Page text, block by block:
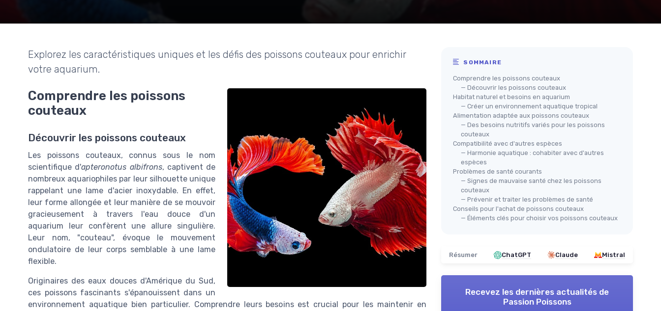
Explorez les caractéristiques uniques et les défis des poissons couteaux pour enrichir
votre aquarium.
Comprendre les poissons
couteaux
Découvrir les poissons couteaux
Les poissons couteaux, connus sous le nom
scientifique d'apteronotus albifrons, captivent de
nombreux aquariophiles par leur silhouette unique
rappelant une lame d'acier inoxydable. En effet,
leur forme allongée et leur manière de se mouvoir
gracieusement à travers l'eau douce d'un
aquarium leur confèrent une allure singulière.
Leur nom, "couteau", évoque le mouvement
ondulatoire de leur corps semblable à une lame
flexible.
Originaires des eaux douces d'Amérique du Sud,
ces poissons fascinants s'épanouissent dans un
environnement aquatique bien particulier. Comprendre leurs besoins est crucial pour les maintenir en
SOMMAIRE
Comprendre les poissons couteaux
— Découvrir les poissons couteaux
Habitat naturel et besoins en aquarium
— Créer un environnement aquatique tropical
Alimentation adaptée aux poissons couteaux
— Des besoins nutritifs variés pour les poissons
couteaux
Compatibilité avec d'autres espèces
— Harmonie aquatique : cohabiter avec d'autres
espèces
Problèmes de santé courants
— Signes de mauvaise santé chez les poissons
couteaux
— Prévenir et traiter les problèmes de santé
Conseils pour l'achat de poissons couteaux
— Éléments clés pour choisir vos poissons couteaux
Résumer ChatGPT Claude Mistral
Recevez les dernières actualités de
Passion Poissons